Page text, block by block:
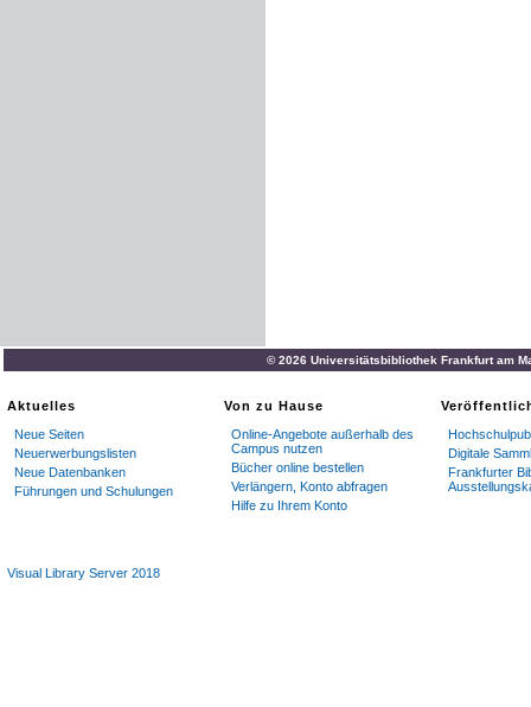
© 2026 Universitätsbibliothek Frankfurt am
Aktuelles
Neue Seiten
Neuerwerbungslisten
Neue Datenbanken
Führungen und Schulungen
Von zu Hause
Online-Angebote außerhalb des
Campus nutzen
Bücher online bestellen
Verlängern, Konto abfragen
Hilfe zu Ihrem Konto
Digitale
Frankfurter
Visual Library Server 2018